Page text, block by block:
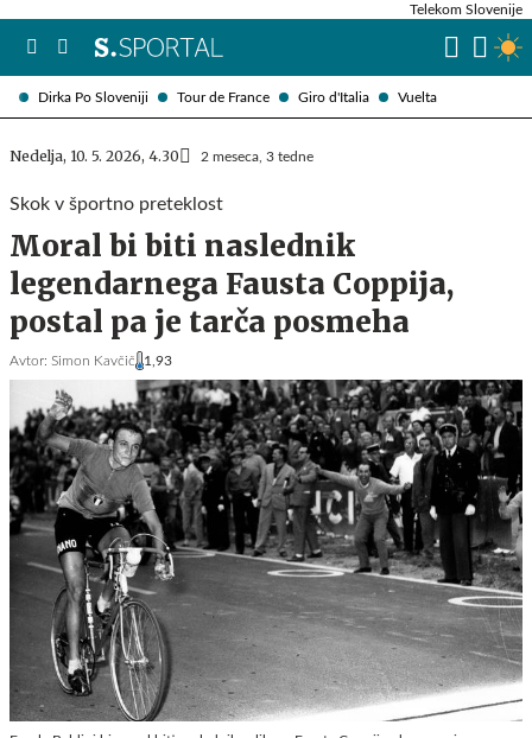
Dirka Po Sloveniji Tour de France Giro d'Italia Vuelta
Telekom Slovenije
Nedelja, 10. 5. 2026, 4.30 2 meseca, 3 tedne
Skok v športno preteklost
Moral bi biti naslednik
legendarnega Fausta Coppija,
postal pa je tarča posmeha
Avtor: Simon Kavčič 1,93